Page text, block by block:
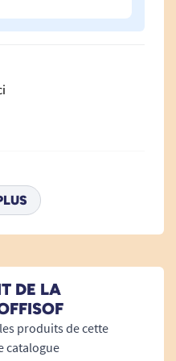
DE LA
produits de cette
catalogue